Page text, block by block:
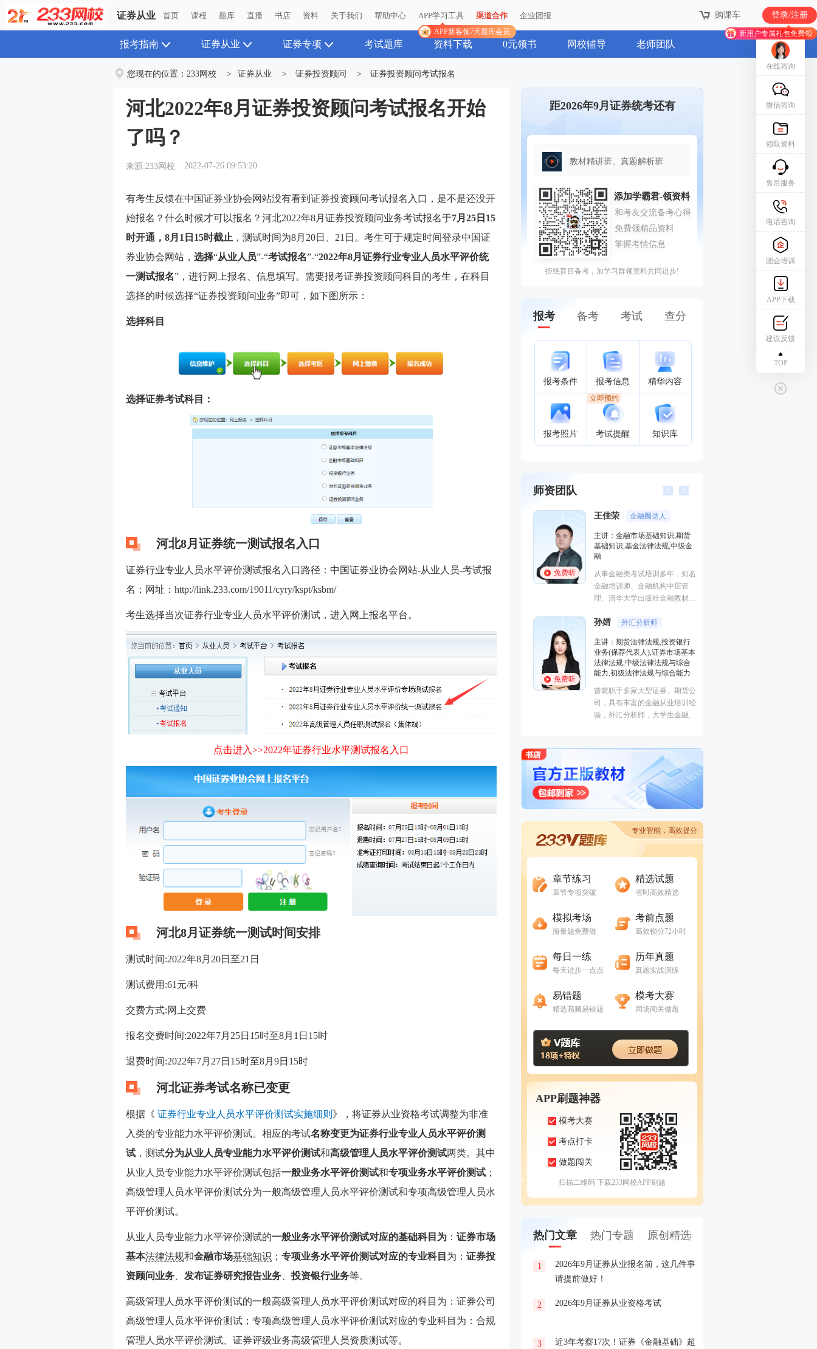
证券从业 首页 课程 题库 直播 书店 资料 关于我们 帮助中心 APP学习工具
APP新客领7天题库会员
渠道合作 企业团报 购课车 登录/注册
新用户专属礼包免费领
报考指南 证券从业 证券专项 考试题库 资料下载 0元领书 网校辅导 老师团队
您现在的位置： 233网校 > 证券从业 > 证券投资顾问 > 证券投资顾问考试报名
河北2022年8月证券投资顾问考试报名开始
了吗？
来源:233网校 2022-07-26 09:53:20
有考生反馈在中国证券业协会网站没有看到证券投资顾问考试报名入口，是不是还没开
始报名？什么时候才可以报名？河北2022年8月证券投资顾问业务考试报名于7月25日15
时开通，8月1日15时截止 ，测试时间为8月20日、21日。考生可于规定时间登录中国证
券业协会网站 ， 选择“从业人员”-“考试报名”-“2022年8月证券行业专业人员水平评价统
一测试报名”，进行网上报名、信息填写。需要报考证券投资顾问科目的考生，在科目
选择的时候选择“证券投资顾问业务”即可，如下图所示：
选择科目
选择证券考试科目：
河北8月证券统一测试报名入口
证券行业专业人员水平评价测试报名入口路径：中国证券业协会网站-从业人员-考试报
名；网址： http://link.233.com/19011/cyry/kspt/ksbm/
考生选择当次证券行业专业人员水平评价测试，进入网上报名平台。
点击进入>>2022年证券行业水平测试报名入口
河北8月证券统一测试时间安排
测试时间:2022年8月20日至21日
测试费用:61元/科
交费方式:网上交费
报名交费时间:2022年7月25日15时至8月1日15时
退费时间:2022年7月27日15时至8月9日15时
河北证券考试名称已变更
根据《 证券行业专业人员水平评价测试实施细则 》，将证券从业资格考试调整为非准
入类的专业能力水平评价测试。相应的考试名称变更为证券行业专业人员水平评价测
试 ，测试分为从业人员专业能力水平评价测试和高级管理人员水平评价测试两类。其中
从业人员专业能力水平评价测试包括一般业务水平评价测试和专项业务水平评价测试 ；
高级管理人员水平评价测试分为一般高级管理人员水平评价测试和专项高级管理人员水
平评价测试。
从业人员专业能力水平评价测试的一般业务水平评价测试对应的基础科目为 ： 证券市场
基本法律法规和金融市场基础知识 ； 专项业务水平评价测试对应的专业科目 为： 证券投
资顾问业务
发布证券研究报告业务 投资银行业务等。
高级管理人员水平评价测试的一般高级管理人员水平评价测试对应的科目为：证券公司
高级管理人员水平评价测试；专项高级管理人员水平评价测试对应的专业科目为：合规
管理人员水平评价测试、证券评级业务高级管理人员资质测试等。
距2026年9月证券统考还有
教材精讲班、真题解析班
拒绝盲目备考，加学习群领资料共同进步!
报考 备考 考试 查分
报考条件 报考信息 精华内容
报考照片 考试提醒
立即预约
知识库
师资团队
免费听
从事金融类考试培训多年，知名
的“一哥”。
曾就职于多家大型证券、期货公
司，具有丰富的金融从业培训经
免费听
李泽瑞 金融培训高级讲师
主讲：证券投资顾问业务,发布
证券研究报告业务(证券分析师),
初级个人贷款,中级个人贷款,期
经济学硕士、金融培训高级讲
师，李泽瑞老师从事金融类考证
成“段子”，是一个让学员欲罢不
学员称被讲课耽误的“德云社”编
外弟子。
免费听
主讲：金融市场基础知识,期货
基础知识,基金法律法规,中级金
融
从事金融类考试培训多年，知名
金融培训师、金融机构中层管
理、清华大学出版社金融教材副
的“一哥”。
专业智能，高效提分
章节练习
章节专项突破
精选试题
省时高效精选
模拟考场
海量题免费做
考前点题
高效锁分72小时
每日一练
每天进步一点点
历年真题
真题实战演练
易错题
精选高频易错题
模考大赛
同场闯关做题
APP刷题神器
模考大赛
考点打卡
做题闯关
扫描二维码 下载233网校APP刷题
热门文章 热门专题 原创精选
1
2026年9月证券从业报名前，这几件事
请提前做好！
2 2026年9月证券从业资格考试
3
近3年考察17次！证券《金融基础》超
在线咨询
微信咨询
领取资料
售后服务
电话咨询
团企培训
APP下载
建议反馈
TOP